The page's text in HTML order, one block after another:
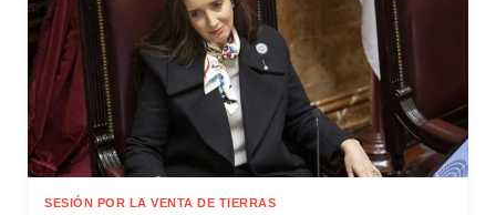
SESIÓN POR LA VENTA DE TIERRAS